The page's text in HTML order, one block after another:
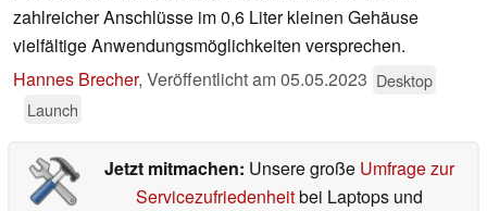
zahlreicher Anschlüsse im 0,6 Liter kleinen Gehäuse
vielfältige Anwendungsmöglichkeiten versprechen.
Hannes Brecher, Veröffentlicht am05.05.2023 Desktop
Launch
Jetzt mitmachen: Unsere große Umfrage zur
Servicezufriedenheitbei Laptops und